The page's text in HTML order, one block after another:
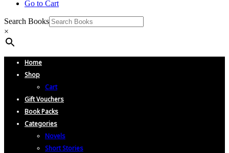
Go to Cart
Search Books
×
Home
Shop
Cart
Gift Vouchers
Book Packs
Categories
Novels
Short Stories